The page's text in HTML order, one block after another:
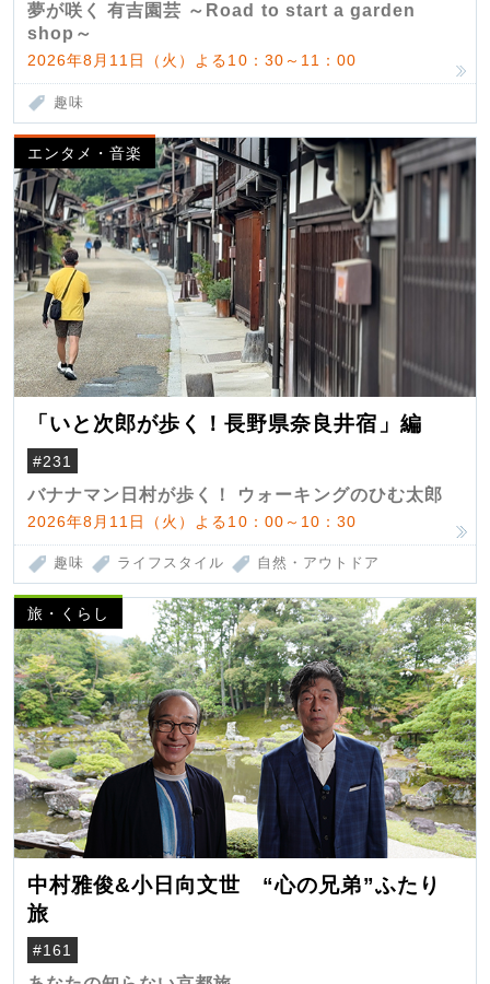
夢が咲く 有吉園芸 ～Road to start a garden
shop～
2026年8月11日（火）よる10：30～11：00
趣味
エンタメ・音楽
「いと次郎が歩く！長野県奈良井宿」編
#231
バナナマン日村が歩く！ ウォーキングのひむ太郎
2026年8月11日（火）よる10：00～10：30
趣味 ライフスタイル 自然・アウトドア
旅・くらし
中村雅俊&小日向文世 “心の兄弟”ふたり
旅
#161